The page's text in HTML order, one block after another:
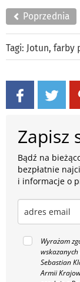
Poprzednia
Tagi: Jotun, farby
Zapisz
Bądź na
bezpłatnie
i informacje o
Wyrażam
Sebastian
Armii